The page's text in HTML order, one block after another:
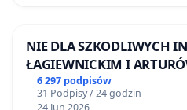
programy obronne.
to nie tylko broń i
niego są obszary nauki,
NIE DLA SZKODLIWYCH
ŁAGIEWNICKIM I
6 297 podpisów
31 Podpisy / 24 godzin
24 Jun 2026